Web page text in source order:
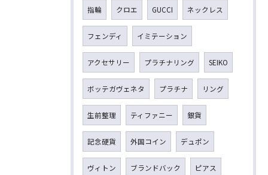
指輪 クロエ GUCCI ネックレス
フェンディ イミテーション
アクセサリー プラチナリング SEIKO
ボッテガヴェネタ プラチナ リング
生前整理 ティファニー 銀貨
記念硬貨 外国コイン デュポン
ヴィトン ブランドバック ピアス